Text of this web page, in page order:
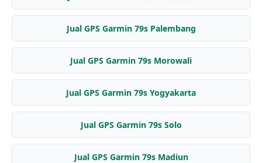
Jual GPS Garmin 79s Palembang
Jual GPS Garmin 79s Morowali
Jual GPS Garmin 79s Yogyakarta
Jual GPS Garmin 79s Solo
Jual GPS Garmin 79s Madiun